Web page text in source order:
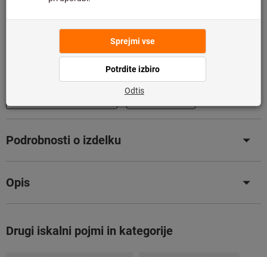
nasvetov:
Ta izdelek za vas naročimo neposredno pri proizvajalcu,
saj ni del naše glavne ponudbe in ga zato nimamo na
Podrobnosti o izdelku
Opis
Drugi iskalni pojmi in kategorije